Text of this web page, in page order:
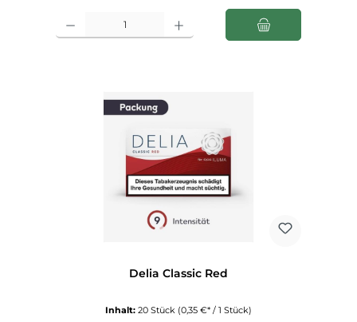
Produkt Anzahl: Gib den gewünschten Wert ein oder benutze die
Delia Classic Red
Inhalt: 20 Stück (0,35 €* / 1 Stück)